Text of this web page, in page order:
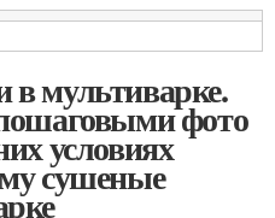
мультиварке.
фото
условиях
сушеные